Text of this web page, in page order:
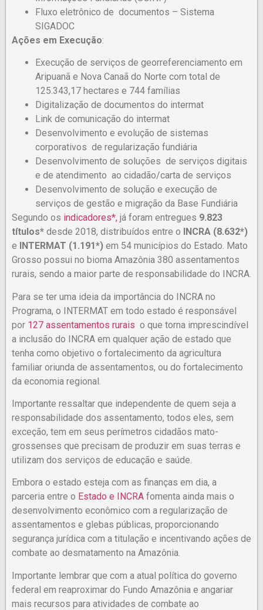
Fluxo eletrônico de documentos – Sistema
SIGADOC
Ações em Execução:
Execução de serviços de georreferenciamento em
Aripuanã e Nova Canaã do Norte com total de
125.343,17 hectares e 744 famílias
Digitalização de documentos do intermat
Link de comunicação do intermat
Desenvolvimento e evolução de sistemas
corporativos de regularização fundiária
Desenvolvimento de soluções de serviços digitais
e de atendimento ao cidadão/carta de serviços
Desenvolvimento de solução e execução de
serviços de gestão e migração da Base Fundiária
Segundo os indicadores*, já foram entregues 9.823
títulos* desde 2018, distribuídos entre o
INCRA (8.632*)
e
INTERMAT (1.191*) em 54 municípios do Estado. Mato
Grosso possui no bioma Amazônia 380 assentamentos
rurais, sendo a maior parte de responsabilidade do INCRA.
Para se ter uma ideia da importância do INCRA no
Programa, o INTERMAT em todo estado é responsável
por 127 assentamentos rurais o que torna imprescindível
a inclusão do INCRA em qualquer ação de estado que
tenha como objetivo o fortalecimento da agricultura
familiar oriunda de assentamentos, ou do fortalecimento
da economia regional.
Importante ressaltar que independente de quem seja a
responsabilidade dos assentamento, todos eles, sem
exceção, tem em seus perímetros cidadãos mato-
grossenses que precisam de produzir em suas terras e
utilizam dos serviços de educação e saúde.
Embora o estado esteja com as finanças em dia, a
parceria entre o Estado e INCRA fomenta ainda mais o
desenvolvimento econômico com a regularização de
assentamentos e glebas públicas, proporcionando
segurança jurídica com a titulação e incentivando ações de
combate ao desmatamento na Amazônia.
Importante lembrar que com a atual política do governo
federal em reaproximar do Fundo Amazônia e angariar
mais recursos para atividades de combate ao